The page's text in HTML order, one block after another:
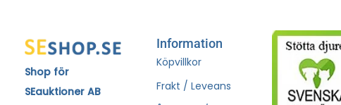
Shop för
SEauktioner AB
Information
Köpvillkor
Frakt / Leveans